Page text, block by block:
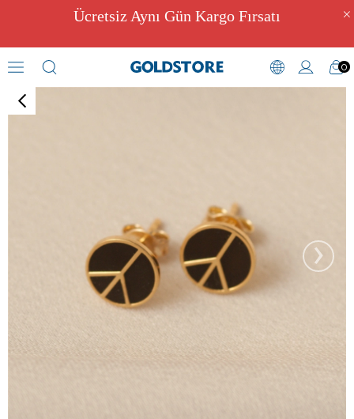
Ücretsiz Aynı Gün Kargo Fırsatı
0
Figürlü Küpeler
›